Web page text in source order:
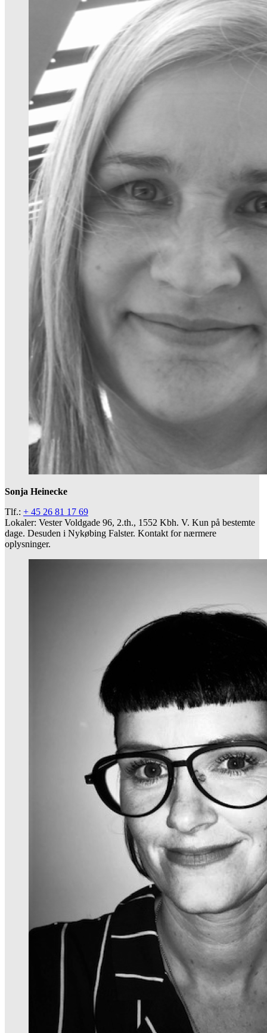
Sonja Heinecke
Tlf.: + 45 26 81 17 69
Lokaler: Vester Voldgade 96, 2.th., 1552 Kbh. V. Kun på bestemte
dage. Desuden i Nykøbing Falster. Kontakt for nærmere
oplysninger.